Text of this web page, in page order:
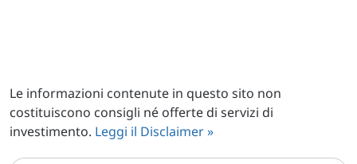
Le informazioni contenute in questo sito non
costituiscono consigli né offerte di servizi di
investimento. Leggi il Disclaimer »